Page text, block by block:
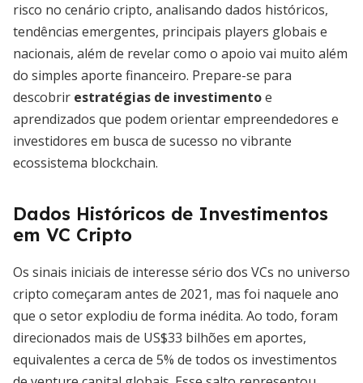
risco no cenário cripto, analisando dados históricos,
tendências emergentes, principais players globais e
nacionais, além de revelar como o apoio vai muito além
do simples aporte financeiro. Prepare-se para
descobrir estratégias de investimentoe
aprendizados que podem orientar empreendedores e
investidores em busca de sucesso no vibrante
ecossistema blockchain.
Dados Históricos de Investimentos
em VC Cripto
Os sinais iniciais de interesse sério dos VCs no universo
cripto começaram antes de 2021, mas foi naquele ano
que o setor explodiu de forma inédita. Ao todo, foram
direcionados mais de US$33 bilhões em aportes,
equivalentes a cerca de 5% de todos os investimentos